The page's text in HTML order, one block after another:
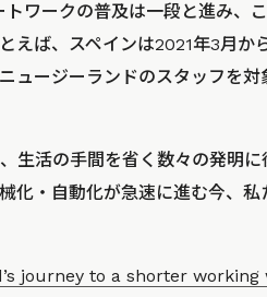
ワークの普及は一段と進み、
えば、スペインは2021年3月か
ュージーランドのスタッフを
生活の手間を省く数々の発明
化・自動化が急速に進む今、
journey to a shorter working